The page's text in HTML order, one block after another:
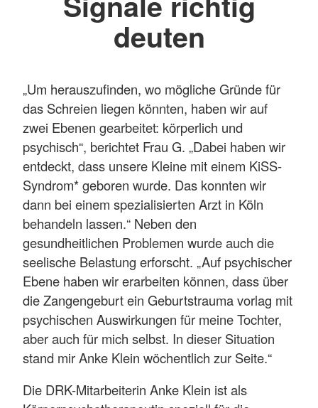
deuten
„Um herauszufinden, wo mögliche Gründe für
das Schreien liegen könnten, haben wir auf
zwei Ebenen gearbeitet: körperlich und
psychisch“, berichtet Frau G. „Dabei haben wir
entdeckt, dass unsere Kleine mit einem KiSS-
Syndrom* geboren wurde. Das konnten wir
dann bei einem spezialisierten Arzt in Köln
behandeln lassen.“ Neben den
gesundheitlichen Problemen wurde auch die
seelische Belastung erforscht. „Auf psychischer
Ebene haben wir erarbeiten können, dass über
die Zangengeburt ein Geburtstrauma vorlag mit
psychischen Auswirkungen für meine Tochter,
aber auch für mich selbst. In dieser Situation
stand mir Anke Klein wöchentlich zur Seite.“
Die DRK-Mitarbeiterin Anke Klein ist als